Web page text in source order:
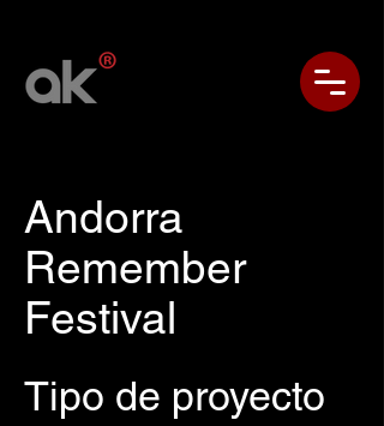
Andorra
Remember
Festival
Tipo de proyecto